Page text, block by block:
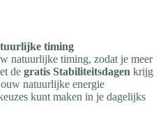
timing
natuurlijke timing, zodat je meer
de gratis Stabiliteitsdagen krijg
natuurlijke energie
kunt maken in je dagelijks